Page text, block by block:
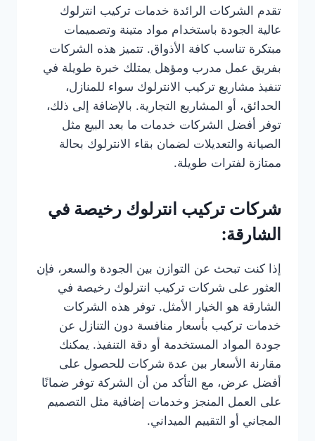
تقدم الشركات الرائدة خدمات تركيب انترلوك
عالية الجودة باستخدام مواد متينة وتصميمات
مبتكرة تناسب كافة الأذواق. تتميز هذه الشركات
بفريق عمل مدرب ومؤهل يمتلك خبرة طويلة في
تنفيذ مشاريع تركيب الانترلوك سواء للمنازل،
الحدائق، أو المشاريع التجارية. بالإضافة إلى ذلك،
توفر أفضل الشركات خدمات ما بعد البيع مثل
الصيانة والتعديلات لضمان بقاء الانترلوك بحالة
ممتازة لفترات طويلة.
شركات تركيب انترلوك رخيصة في
الشارقة:
إذا كنت تبحث عن التوازن بين الجودة والسعر، فإن
العثور على شركات تركيب انترلوك رخيصة في
الشارقة هو الخيار الأمثل. توفر هذه الشركات
خدمات تركيب بأسعار منافسة دون التنازل عن
جودة المواد المستخدمة أو دقة التنفيذ. يمكنك
مقارنة الأسعار بين عدة شركات للحصول على
أفضل عرض، مع التأكد من أن الشركة توفر ضمانًا
على العمل المنجز وخدمات إضافية مثل التصميم
المجاني أو التقييم الميداني.